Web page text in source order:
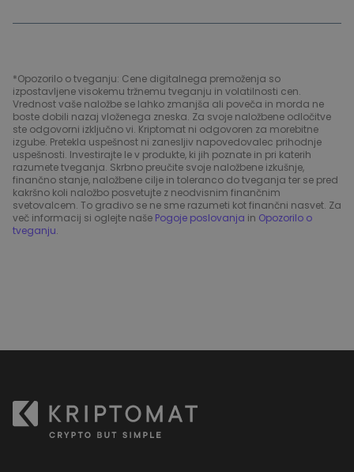
*Opozorilo o tveganju: Cene digitalnega premoženja so
izpostavljene visokemu tržnemu tveganju in volatilnosti cen.
Vrednost vaše naložbe se lahko zmanjša ali poveča in morda ne
boste dobili nazaj vloženega zneska. Za svoje naložbene odločitve
ste odgovorni izključno vi. Kriptomat ni odgovoren za morebitne
izgube. Pretekla uspešnost ni zanesljiv napovedovalec prihodnje
uspešnosti. Investirajte le v produkte, ki jih poznate in pri katerih
razumete tveganja. Skrbno preučite svoje naložbene izkušnje,
finančno stanje, naložbene cilje in toleranco do tveganja ter se pred
kakršno koli naložbo posvetujte z neodvisnim finančnim
svetovalcem. To gradivo se ne sme razumeti kot finančni nasvet. Za
več informacij si oglejte naše Pogoje poslovanja in Opozorilo o
tveganju.